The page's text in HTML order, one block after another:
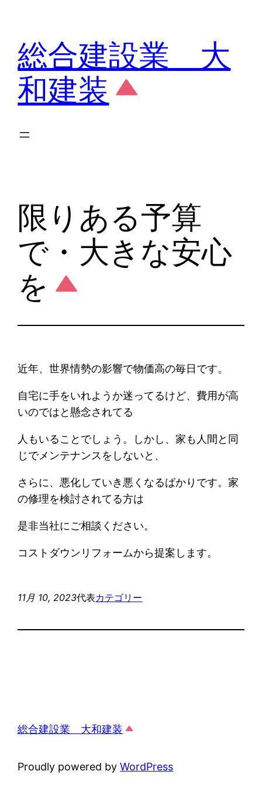
総合建設業 大
和建装
限りある予算
で・大きな安心
を
近年、世界情勢の影響で物価高の毎日です。
自宅に手をいれようか迷ってるけど、費用が高
いのではと懸念されてる
人もいることでしょう。しかし、家も人間と同
じでメンテナンスをしないと、
さらに、悪化していき悪くなるばかりです。家
の修理を検討されてる方は
是非当社にご相談ください。
コストダウンリフォームから提案します。
11月 10, 2023代表カテゴリー
総合建設業 大和建装
Proudly powered byWordPress